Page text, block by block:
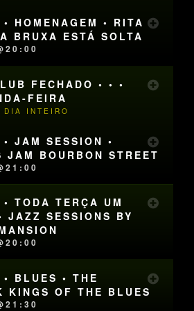
HOMENAGEM • RITA
BRUXA ESTÁ SOLTA
FECHADO • • •
FEIRA
DIA INTEIRO
JAM SESSION •
JAM BOURBON STREET
TODA TERÇA UM
JAZZ SESSIONS BY
BLUES • THE
KINGS OF THE BLUES